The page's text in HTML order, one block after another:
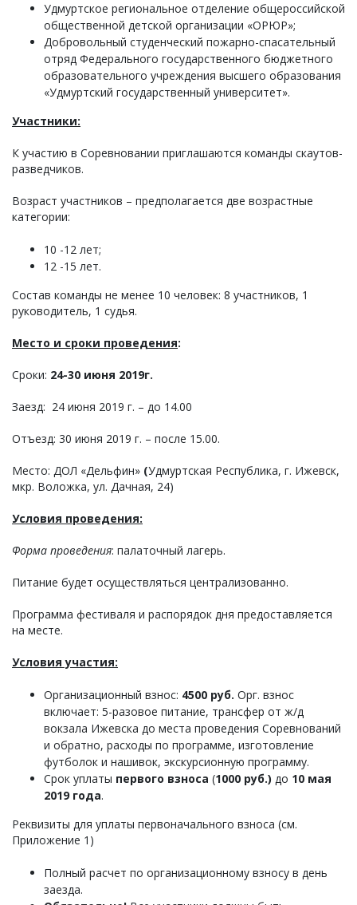
Удмуртское региональное отделение общероссийской
общественной детской организации «ОРЮР»;
Добровольный студенческий пожарно-спасательный
отряд Федерального государственного бюджетного
образовательного учреждения высшего образования
«Удмуртский государственный университет».
Участники:
К участию в Соревновании приглашаются команды скаутов-
разведчиков.
Возраст участников – предполагается две возрастные
категории:
10 -12 лет;
12 -15 лет.
Состав команды не менее 10 человек: 8 участников, 1
руководитель, 1 судья.
Место и сроки проведения:
Сроки: 24-30 июня 2019г.
Заезд: 24 июня 2019 г. – до 14.00
Отъезд: 30 июня 2019 г. – после 15.00.
Место: ДОЛ «Дельфин» (Удмуртская Республика, г. Ижевск,
мкр. Воложка, ул. Дачная, 24)
Условия проведения:
Форма проведения: палаточный лагерь.
Питание будет осуществляться централизованно.
Программа фестиваля и распорядок дня предоставляется
на месте.
Условия участия:
Организационный взнос: 4500 руб. Орг. взнос
включает: 5-разовое питание, трансфер от ж/д
вокзала Ижевска до места проведения Соревнований
и обратно, расходы по программе, изготовление
футболок и нашивок, экскурсионную программу.
Срок уплаты первого взноса (1000 руб.) до 10 мая
2019 года.
Реквизиты для уплаты первоначального взноса (см.
Приложение 1)
Полный расчет по организационному взносу в день
заезда.